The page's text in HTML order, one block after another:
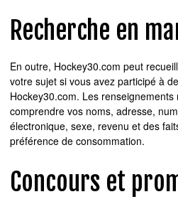
Recherche en
En outre, Hockey30.com peut
votre sujet si vous avez participé à
Hockey30.com. Les renseignements
comprendre vos noms, adresse,
électronique, sexe, revenu et des
préférence de consommation.
Concours et